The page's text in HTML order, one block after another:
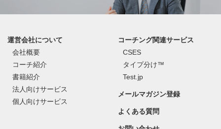
運営会社について
会社概要
コーチ紹介
書籍紹介
法人向けサービス
個人向けサービス
コーチング関連サービス
CSES
タイプ分け™
Test.jp
メールマガジン登録
よくある質問